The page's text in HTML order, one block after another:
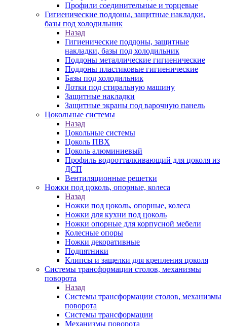
Профили соединительные и торцевые
Гигиенические поддоны, защитные накладки,
базы под холодильник
Назад
Гигиенические поддоны, защитные
накладки, базы под холодильник
Поддоны металлические гигиенические
Поддоны пластиковые гигиенические
Базы под холодильник
Лотки под стиральную машину
Защитные накладки
Защитные экраны под варочную панель
Цокольные системы
Назад
Цокольные системы
Цоколь ПВХ
Цоколь алюминиевый
Профиль водоотталкивающий для цоколя из
ДСП
Вентиляционные решетки
Ножки под цоколь, опорные, колеса
Назад
Ножки под цоколь, опорные, колеса
Ножки для кухни под цоколь
Ножки опорные для корпусной мебели
Колесные опоры
Ножки декоративные
Подпятники
Клипсы и защелки для крепления цоколя
Системы трансформации столов, механизмы
поворота
Назад
Системы трансформации столов, механизмы
поворота
Системы трансформации
Механизмы поворота